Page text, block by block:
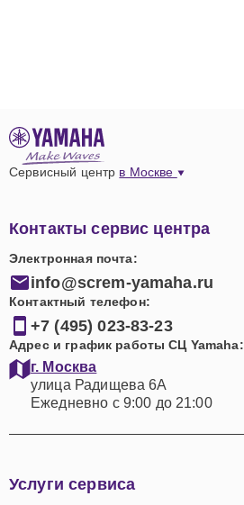
Сервисный центр в Москве
Контакты сервис центра
Электронная почта:
info@screm-yamaha.ru
Контактный телефон:
+7 (495) 023-83-23
Адрес и график работы СЦ Yamaha:
г. Москва
улица Радищева 6А
Ежедневно с 9:00 до 21:00
Услуги сервиса